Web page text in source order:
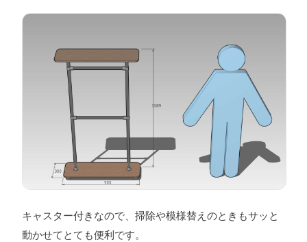
キャスター付きなので、掃除や模様替えのときもサッと
動かせてとても便利です。